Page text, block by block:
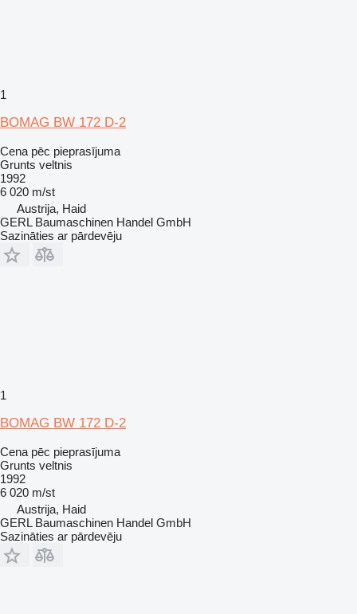
1
BOMAG BW 172 D-2
Cena pēc pieprasījuma
Grunts veltnis
1992
6 020 m/st
Austrija, Haid
GERL Baumaschinen Handel GmbH
Sazināties ar pārdevēju
1
BOMAG BW 172 D-2
Cena pēc pieprasījuma
Grunts veltnis
1992
6 020 m/st
Austrija, Haid
GERL Baumaschinen Handel GmbH
Sazināties ar pārdevēju